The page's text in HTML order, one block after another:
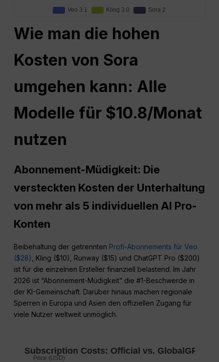
Wie man die hohen
Kosten von Sora
umgehen kann: Alle
Modelle für $10.8/Monat
nutzen
Abonnement-Müdigkeit: Die
versteckten Kosten der Unterhaltung
von mehr als 5 individuellen AI Pro-
Konten
Beibehaltung der getrennten Profi-Abonnements für Veo
($28)
, Kling ($10), Runway ($15) und ChatGPT Pro ($200)
ist für die einzelnen Ersteller finanziell belastend. Im Jahr
2026 ist “Abonnement-Müdigkeit” die #1-Beschwerde in
der KI-Gemeinschaft. Darüber hinaus machen regionale
Sperren in Europa und Asien den offiziellen Zugang für
viele Nutzer weltweit unmöglich.